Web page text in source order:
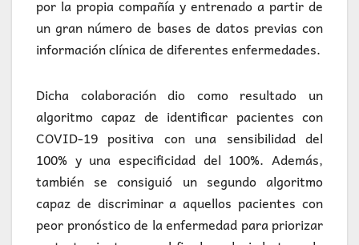
por la propia compañía y entrenado a partir de
un gran número de bases de datos previas con
información clínica de diferentes enfermedades.
Dicha colaboración dio como resultado un
algoritmo capaz de identificar pacientes con
COVID-19 positiva con una sensibilidad del
100% y una especificidad del 100%. Además,
también se consiguió un segundo algoritmo
capaz de discriminar a aquellos pacientes con
peor pronóstico de la enfermedad para priorizar